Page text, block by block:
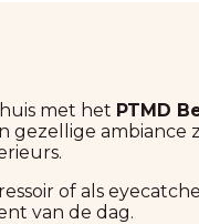
met het PTMD
gezellige
of als
van de dag.